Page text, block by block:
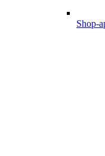
Shop-